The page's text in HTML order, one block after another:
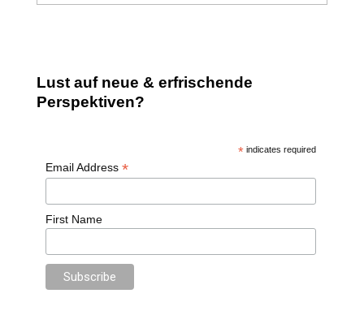
Lust auf neue & erfrischende
Perspektiven?
* indicates required
Email Address *
First Name